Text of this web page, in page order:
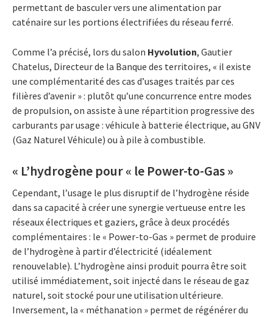
permettant de basculer vers une alimentation par
caténaire sur les portions électrifiées du réseau ferré.
Comme l’a précisé, lors du salon Hyvolution, Gautier
Chatelus, Directeur de la Banque des territoires, « il existe
une complémentarité des cas d’usages traités par ces
filières d’avenir » : plutôt qu’une concurrence entre modes
de propulsion, on assiste à une répartition progressive des
carburants par usage : véhicule à batterie électrique, au GNV
(Gaz Naturel Véhicule) ou à pile à combustible.
« L’hydrogène pour « le Power-to-Gas »
Cependant, l’usage le plus disruptif de l’hydrogène réside
dans sa capacité à créer une synergie vertueuse entre les
réseaux électriques et gaziers, grâce à deux procédés
complémentaires : le « Power-to-Gas » permet de produire
de l’hydrogène à partir d’électricité (idéalement
renouvelable). L’hydrogène ainsi produit pourra être soit
utilisé immédiatement, soit injecté dans le réseau de gaz
naturel, soit stocké pour une utilisation ultérieure.
Inversement, la « méthanation » permet de régénérer du